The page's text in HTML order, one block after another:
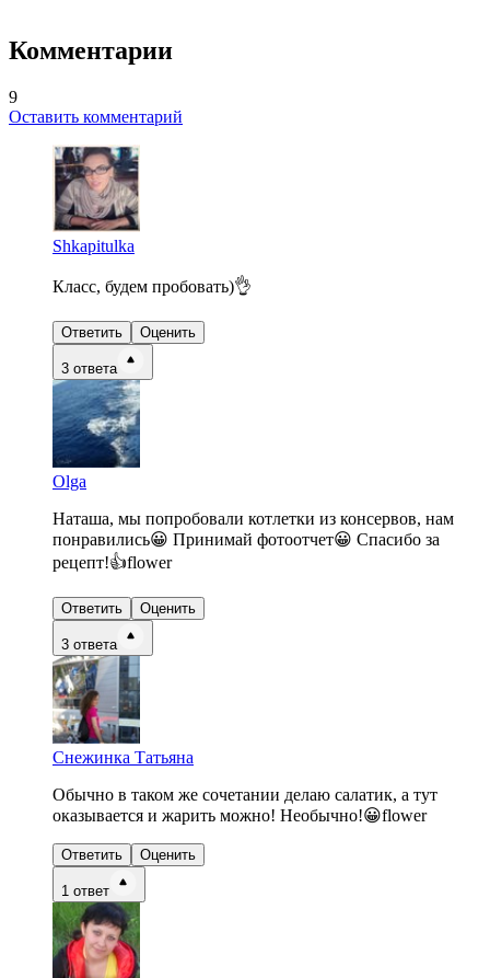
Комментарии
9
Оставить комментарий
Shkapitulka
Класс, будем пробовать)👌
Ответить Оценить
3 ответа
Olga
Наташа, мы попробовали котлетки из консервов, нам
понравились😀 Принимай фотоотчет😀 Спасибо за
рецепт!👍flower
Ответить Оценить
3 ответа
Снежинка Татьяна
Обычно в таком же сочетании делаю салатик, а тут
оказывается и жарить можно! Необычно!😀flower
Ответить Оценить
1 ответ